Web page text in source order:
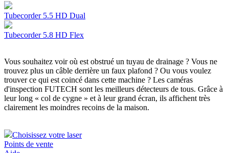
Tubecorder 5.5 HD Dual
Tubecorder 5.8 HD Flex
Vous souhaitez voir où est obstrué un tuyau de drainage ? Vous ne
trouvez plus un câble derrière un faux plafond ? Ou vous voulez
trouver ce qui est coincé dans cette machine ? Les caméras
d'inspection FUTECH sont les meilleurs détecteurs de tous. Grâce à
leur long « col de cygne » et à leur grand écran, ils affichent très
clairement les moindres recoins de la maison.
Choisissez votre laser
Points de vente